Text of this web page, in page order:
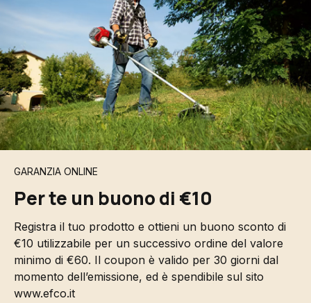
GARANZIA ONLINE
Per te un buono di €10
Registra il tuo prodotto e ottieni un buono sconto di
€10 utilizzabile per un successivo ordine del valore
minimo di €60. Il coupon è valido per 30 giorni dal
momento dell’emissione, ed è spendibile sul sito
www.efco.it